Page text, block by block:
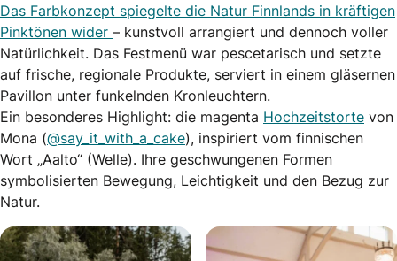
Das Farbkonzept spiegelte die Natur Finnlands in kräftigen
Pinktönen wider – kunstvoll arrangiert und dennoch voller
Natürlichkeit. Das Festmenü war pescetarisch und setzte
auf frische, regionale Produkte, serviert in einem gläsernen
Pavillon unter funkelnden Kronleuchtern.
Ein besonderes Highlight: die magenta Hochzeitstorte von
Mona (@say_it_with_a_cake), inspiriert vom finnischen
Wort „Aalto“ (Welle). Ihre geschwungenen Formen
symbolisierten Bewegung, Leichtigkeit und den Bezug zur
Natur.